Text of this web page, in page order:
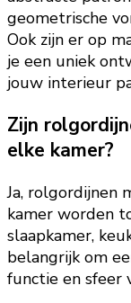
geometrische
Ook zijn er op
je een uniek
jouw interieur
Zijn
elke kamer?
Ja, rolgordijnen
kamer worden
slaapkamer,
belangrijk om
functie en sfeer